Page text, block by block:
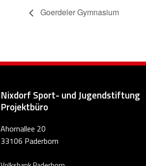
Goerdeler Gymnasium
Nixdorf Sport- und Jugendstiftung
Projektbüro
Ahornallee 20
33106 Paderborn